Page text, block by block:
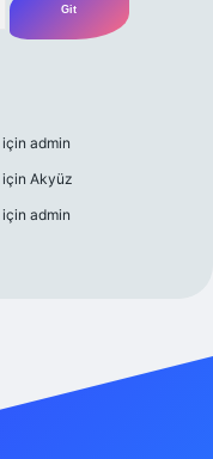
için admin
için Akyüz
için admin